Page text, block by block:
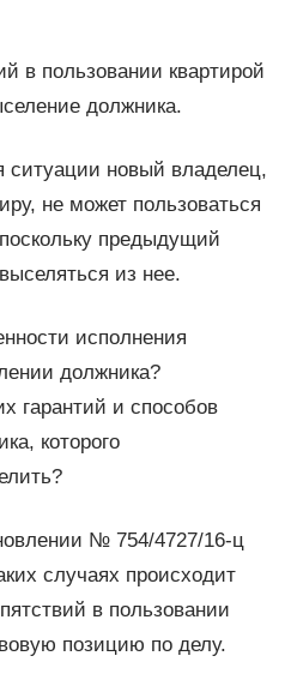
в пользовании квартирой
должника.
новый владелец,
не может пользоваться
предыдущий
из нее.
исполнения
должника?
гарантий и способов
которого
№ 754/4727/16-ц
случаях происходит
в пользовании
позицию по делу.